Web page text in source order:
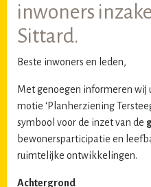
inwoners
Sittard.
Beste inwoners en leden,
Met genoegen informeren wij
motie ‘Planherziening
symbool voor de inzet van de
bewonersparticipatie en
ruimtelijke ontwikkelingen.
Achtergrond